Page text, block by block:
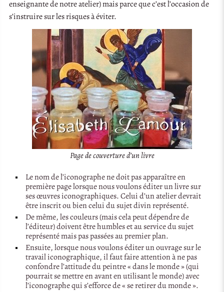
enseignante de notre atelier) mais parce que c’est l’occasion de
s’instruire sur les risques à éviter.
Page de couverture d’un livre
Le nom de l’iconographe ne doit pas apparaître en
première page lorsque nous voulons éditer un livre sur
ses œuvres iconographiques. Celui d’un atelier devrait
être inscrit ou bien celui du sujet divin représenté.
De même, les couleurs (mais cela peut dépendre de
l’éditeur) doivent être humbles et au service du sujet
représenté mais pas passées au premier plan.
Ensuite, lorsque nous voulons éditer un ouvrage sur le
travail iconographique, il faut faire attention à ne pas
confondre l’attitude du peintre « dans le monde » (qui
pourrait se mettre en avant en utilisant le monde) avec
l’iconographe qui s’efforce de « se retirer du monde ».